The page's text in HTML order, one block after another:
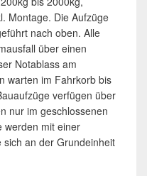
Montage. Die Aufzüge
nach oben. Alle
über einen
Notablass am
warten im Fahrkorb bis
verfügen über
nur im geschlossenen
werden mit einer
an der Grundeinheit